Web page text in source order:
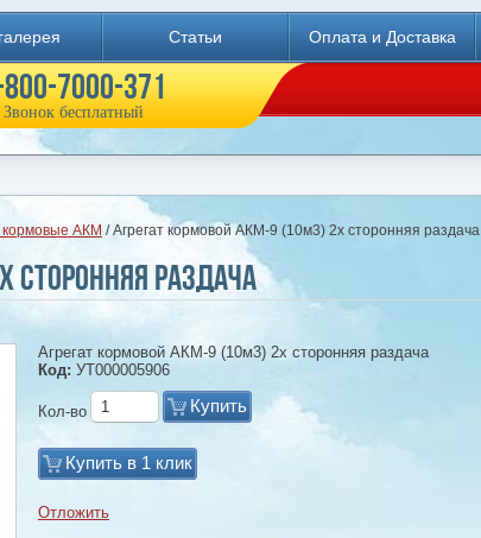
Статьи Оплата и Доставка
7000-371
Звонок бесплатный
кормовые АКМ / Агрегат кормовой АКМ-9 (10м3) 2х сторонняя раздача
сторонняя раздача
Агрегат кормовой АКМ-9 (10м3) 2х сторонняя раздача
Код: УТ000005906
Кол-во Купить
Купить в 1 клик
Отложить